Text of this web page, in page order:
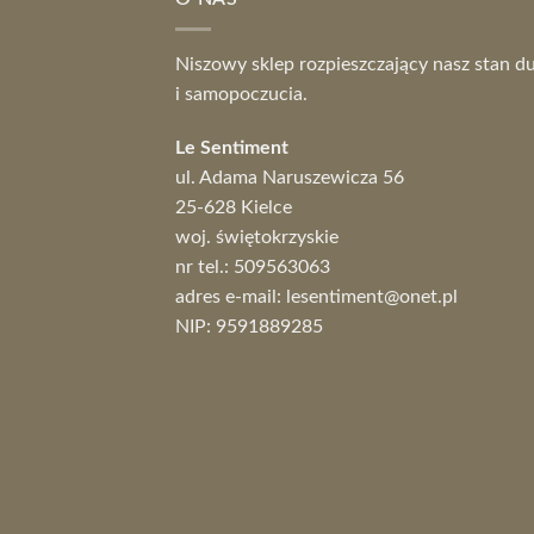
Niszowy sklep rozpieszczający nasz stan
i samopoczucia.
Le Sentiment
ul. Adama Naruszewicza 56
25-628 Kielce
woj. świętokrzyskie
nr tel.: 509563063
adres e-mail: lesentiment@onet.pl
NIP: 9591889285